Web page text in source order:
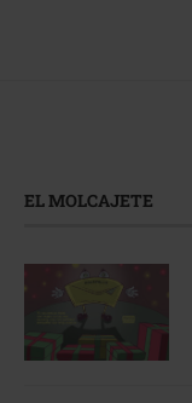
EL MOLCAJETE